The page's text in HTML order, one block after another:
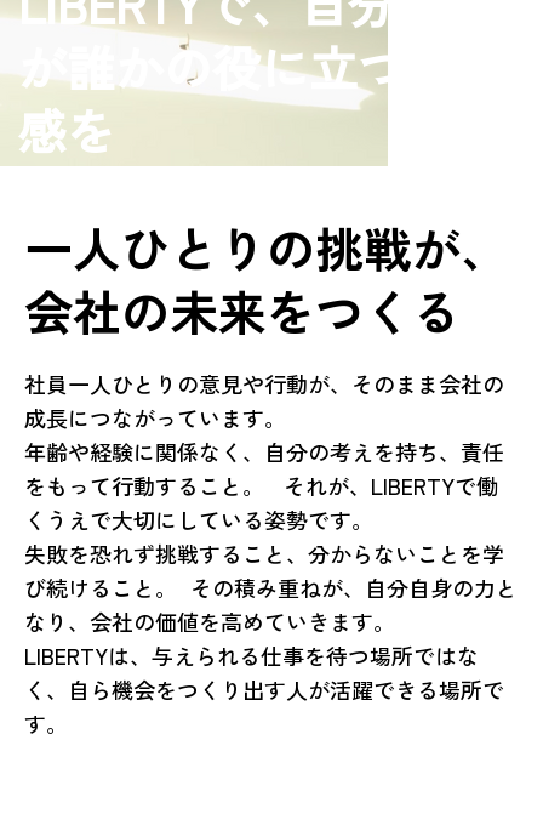
一人ひとりの挑戦が、
会社の未来をつくる
社員一人ひとりの意見や行動が、そのまま会社の
成長につながっています。
年齢や経験に関係なく、自分の考えを持ち、責任
をもって行動すること。 それが、LIBERTYで働
くうえで大切にしている姿勢です。
失敗を恐れず挑戦すること、分からないことを学
び続けること。 その積み重ねが、自分自身の力と
なり、会社の価値を高めていきます。
LIBERTYは、与えられる仕事を待つ場所ではな
く、自ら機会をつくり出す人が活躍できる場所で
す。
が誰かの役に立つ実
感を